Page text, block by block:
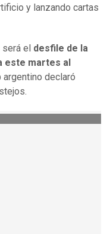
y lanzando cartas
el desfile de la
este martes al
argentino declaró